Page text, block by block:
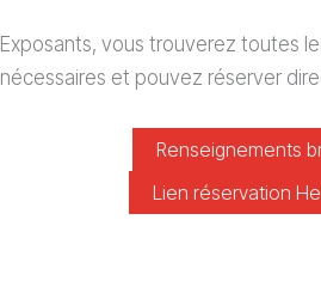
Exposants, vous trouverez toutes
nécessaires et pouvez réserver
Renseignements
Lien réservation